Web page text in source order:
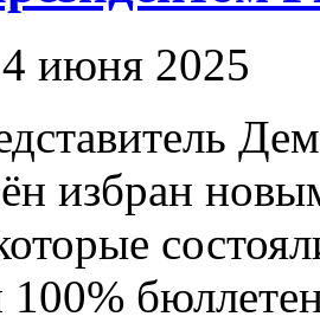
4 июня 2025
избран
100%